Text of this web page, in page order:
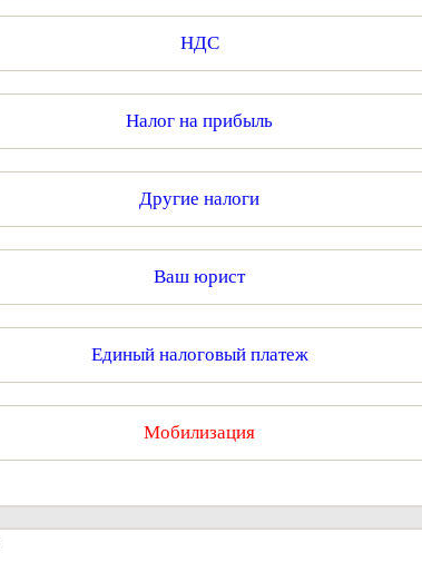
НДС
Налог на прибыль
Другие налоги
Ваш юрист
Единый налоговый платеж
Мобилизация